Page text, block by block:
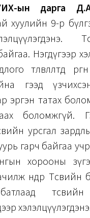
ын дарга
хуулийн 9-р
Нэгдүгээр
төлөвлөлтөд
гээд
эргэн татах
боломжгүй.
урсгал
гарч байгаа
хорооны
өнөөдөр
төсвийн